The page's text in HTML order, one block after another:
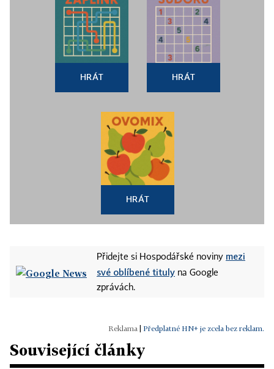
HRÁT HRÁT
HRÁT
Přidejte si Hospodářské noviny mezi
své oblíbené tituly na Google
zprávách.
Předplatné HN+ je zcela bez reklam.
Související články